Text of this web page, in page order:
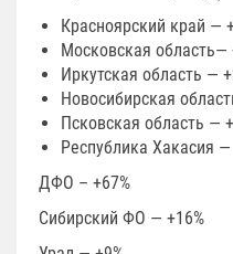
Красноярский край —
Московская область—
Иркутская область —
Новосибирская
Псковская область —
Республика Хакасия —
ДФО – +67%
Сибирский ФО — +16%